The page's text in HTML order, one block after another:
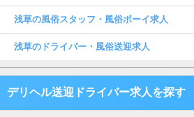
浅草の風俗スタッフ・風俗ボーイ求人
浅草のドライバー・風俗送迎求人
デリヘル送迎ドライバー求人を探す